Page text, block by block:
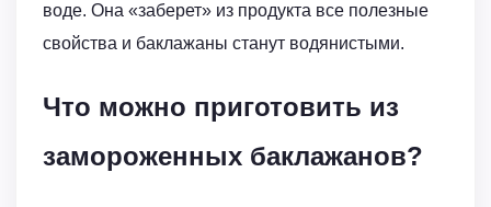
воде. Она «заберет» из продукта все полезные
свойства и баклажаны станут водянистыми.
Что можно приготовить из
замороженных баклажанов?